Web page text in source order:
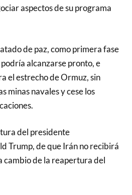
aspectos de su programa
de paz, como primera fase
alcanzarse pronto, e
el estrecho de Ormuz, sin
minas navales y cese los
del presidente
Trump, de que Irán no recibirá
cambio de la reapertura del